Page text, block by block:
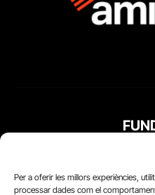
Per a oferir les millors experiències,
processar dades com el